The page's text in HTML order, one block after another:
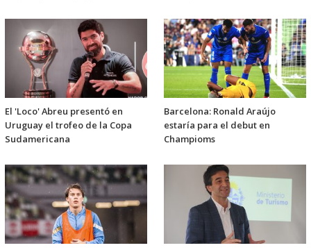
El 'Loco' Abreu presentó en
Uruguay el trofeo de la Copa
Sudamericana
Barcelona: Ronald Araújo
estaría para el debut en
Champioms